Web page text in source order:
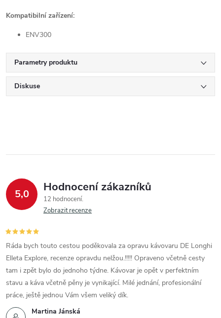
Kompatibilní zařízení:
ENV300
Parametry produktu
Diskuse
5,0 Hodnocení zákazníků
12 hodnocení
Zobrazit recenze
Martina Jánská
Ráda bych touto cestou poděkovala za opravu kávovaru DE Longhi
Elleta Explore, recenze opravdu nelžou.!!!!! Opraveno včetně cesty
tam i zpět bylo do jednoho týdne. Kávovar je opět v perfektním
stavu a káva včetně pěny je vynikající. Milé jednání, profesionální
práce, ještě jednou Vám všem veliký dík.